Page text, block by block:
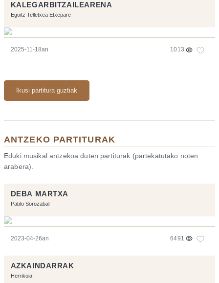
KALEGARBITZAILEARENA
Egoitz Telletxea Etxepare
2025-11-18an 1013
Ikusi partitura guztiak
ANTZEKO PARTITURAK
Eduki musikal antzekoa duten partiturak (partekatutako noten
arabera).
DEBA MARTXA
Pablo Sorozabal
2023-04-26an 6491
AZKAINDARRAK
Herrikoia